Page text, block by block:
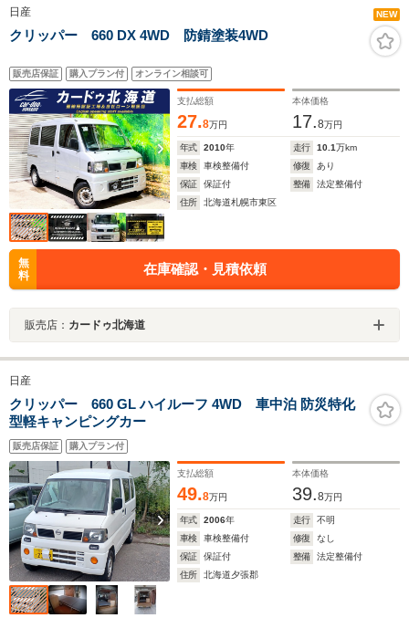
限定 ローン条件付き
新品DオーディオETC
アダプティブクルーズ
認定中古車
ライト 純正
チアルミホ
Bluetooth
TV
日産 NEW
クリッパー 660 DX 4WD 防錆塗装4WD
販売店保証 購入プラン付 オンライン相談可
支払総額
27.8万円
本体価格
17.8万円
年式 2010年 走行 10.1万km
車検
車検整備付 修復
あり
保証
保証付 整備
法定整備付
住所
北海道札幌市東区
無
料
在庫確認・見積依頼
販売店： カードゥ北海道
日産
クリッパー 660 GL ハイルーフ 4WD 車中泊 防災特化
型軽キャンピングカー
販売店保証 購入プラン付
支払総額
49.8万円
本体価格
39.8万円
年式 2006年 走行
不明
車検
車検整備付 修復
なし
保証
保証付 整備
法定整備付
住所
北海道夕張郡